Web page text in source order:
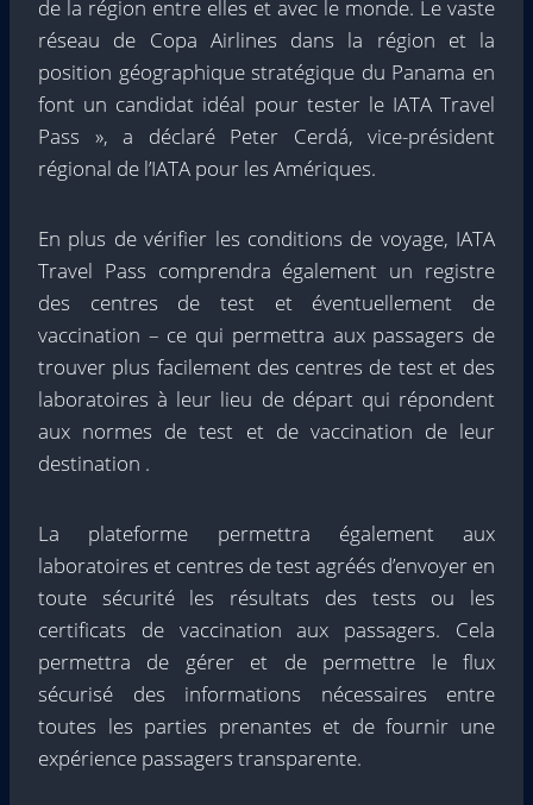
de la région entre elles et avec le monde. Le vaste
réseau de Copa Airlines dans la région et la
position géographique stratégique du Panama en
font un candidat idéal pour tester le IATA Travel
Pass », a déclaré Peter Cerdá, vice-président
régional de l’IATA pour les Amériques.
En plus de vérifier les conditions de voyage, IATA
Travel Pass comprendra également un registre
des centres de test et éventuellement de
vaccination – ce qui permettra aux passagers de
trouver plus facilement des centres de test et des
laboratoires à leur lieu de départ qui répondent
aux normes de test et de vaccination de leur
destination .
La plateforme permettra également aux
laboratoires et centres de test agréés d’envoyer en
toute sécurité les résultats des tests ou les
certificats de vaccination aux passagers. Cela
permettra de gérer et de permettre le flux
sécurisé des informations nécessaires entre
toutes les parties prenantes et de fournir une
expérience passagers transparente.